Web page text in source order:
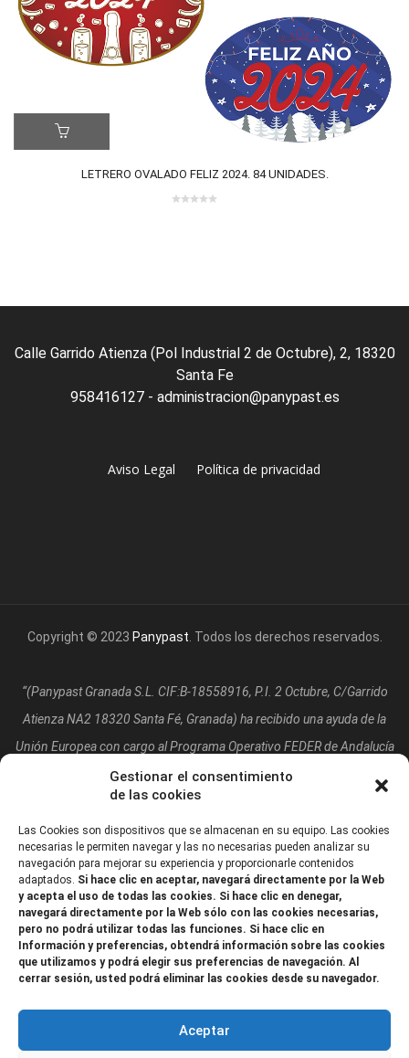
Gestionar el consentimiento
de las cookies
Las Cookies son dispositivos que se almacenan en su equipo. Las cookies
necesarias le permiten navegar y las no necesarias pueden analizar su
navegación para mejorar su experiencia y proporcionarle contenidos
adaptados. Si hace clic en aceptar, navegará directamente por la Web
y acepta el uso de todas las cookies. Si hace clic en denegar,
navegará directamente por la Web sólo con las cookies necesarias,
pero no podrá utilizar todas las funciones. Si hace clic en
Información y preferencias, obtendrá información sobre las cookies
que utilizamos y podrá elegir sus preferencias de navegación. Al
cerrar sesión, usted podrá eliminar las cookies desde su navegador.
Aceptar
LETRERO OVALADO FELIZ 2024. 84 UNIDADES.
0 review(s)
Calle Garrido Atienza (Pol Industrial 2 de Octubre), 2, 18320
Santa Fe
958416127 - administracion@panypast.es
Aviso Legal Política de privacidad
Copyright © 2023 Panypast . Todos los derechos reservados.
“(Panypast Granada S.L. CIF:B-18558916, P.I. 2 Octubre, C/Garrido
Atienza NA2 18320 Santa Fé, Granada) ha recibido una ayuda de la
Unión Europea con cargo al Programa Operativo FEDER de Andalucía
2014-2020, financiada como parte de la respuesta de la Unión a la
pandemia de COVID-19 (REACT-UE), para compensar el sobrecoste
energético de gas natural y/o electricidad a pymes y autónomos
especialmente afectados por el incremento de los precios del gas
natural y la electricidad provocados por el impacto de la guerra de
agresión de Rusia contra Ucrania.”